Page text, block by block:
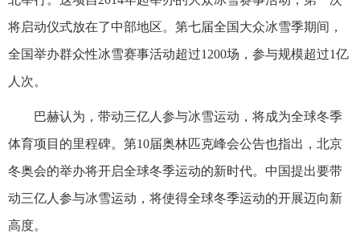
将启动仪式放在了中部地区。第七届全国大众冰雪季期间，
全国举办群众性冰雪赛事活动超过1200场，参与规模超过1亿
人次。
巴赫认为，带动三亿人参与冰雪运动，将成为全球冬季
体育项目的里程碑。第10届奥林匹克峰会公告也指出，北京
冬奥会的举办将开启全球冬季运动的新时代。中国提出要带
动三亿人参与冰雪运动，将使得全球冬季运动的开展迈向新
高度。